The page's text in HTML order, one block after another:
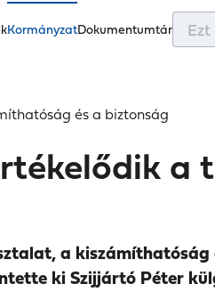
KormányzatDokumentumtár
és a biztonság
a
a
ki Szijjártó Péter